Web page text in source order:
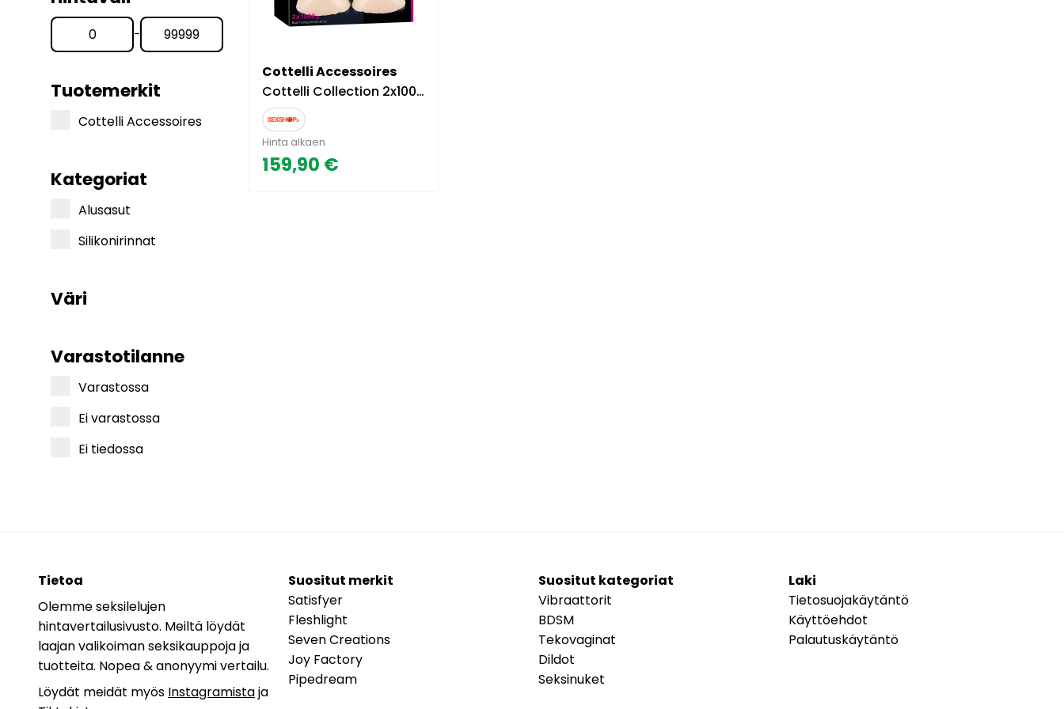
-
Tuotemerkit
Cottelli Accessoires
Kategoriat
Alusasut
Silikonirinnat
Väri
Varastotilanne
Varastossa
Ei varastossa
Ei tiedossa
Cottelli Accessoires
Cottelli Collection 2x1000g Silikonirinnat
Hinta alkaen
159,90 €
Tietoa
Olemme seksilelujen
hintavertailusivusto. Meiltä löydät
laajan valikoiman seksikauppoja ja
tuotteita. Nopea & anonyymi vertailu.
Löydät meidät myös Instagramistaja
Suositut merkit
Satisfyer
Fleshlight
Seven Creations
Joy Factory
Pipedream
Suositut kategoriat
Vibraattorit
BDSM
Tekovaginat
Dildot
Seksinuket
Laki
Tietosuojakäytäntö
Käyttöehdot
Palautuskäytäntö